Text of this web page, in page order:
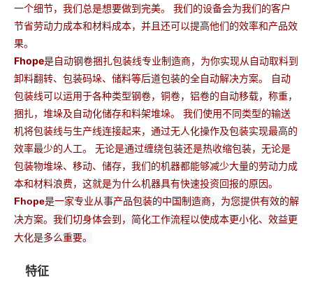
一个细节，我们总是想要做到完美。 我们的设备会为我们的客户
节省劳动力成本和材料成本，并且还可以提高他们的效率和产品效
果。
Fhope是自动钢卷捆扎包装线专业制造商，为你实现从自动取料到
卸料翻转、包装码垛、储料等后道包装的全自动解决方案。 自动
包装线可以运用于各种类型钢卷，铜卷，铝卷的自动移载，称重，
捆扎，堆垛及自动化储存和料架堆垛。 我们使用不同类型的输送
机将包装线与生产线连接起来，通过无人化操作及包装实现最高的
效率最少的人工。 无论是通过缠绕包装还是热收缩包装，无论是
包装物堆垛、移动、储存，我们的机器都能够减少大量的劳动力成
本和材料浪费，这就是为什么机器具有快速投资回报的原因。
Fhope是一家专业从事产品包装的中国制造商，为您提供有效的解
决方案。 我们切身体会到，简化工作流程以使成本更小化、效益更
大化是多么重要。
特征